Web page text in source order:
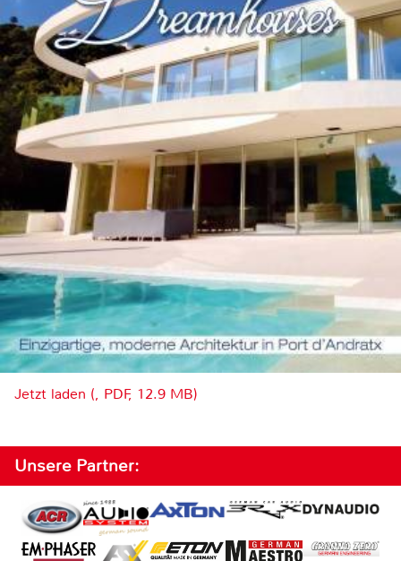
Jetzt laden (, PDF, 12.9 MB)
Unsere Partner: